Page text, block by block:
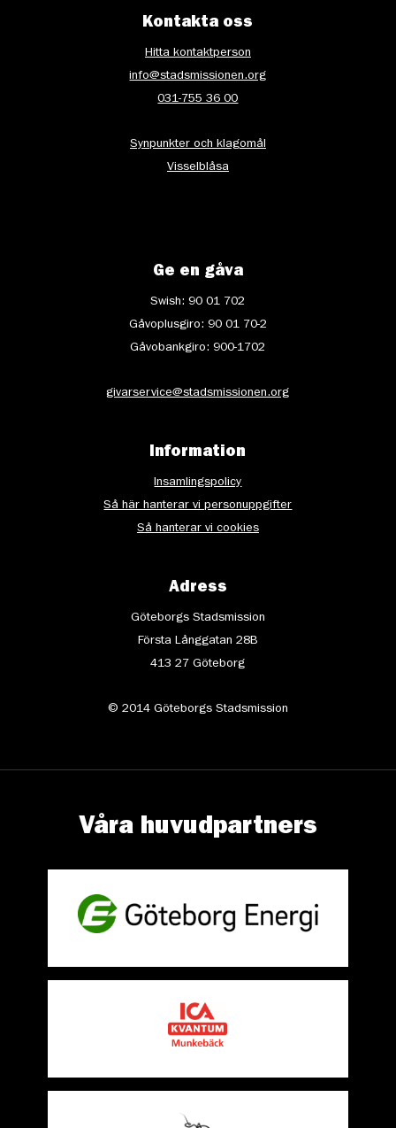
Kontakta oss
Hitta kontaktperson
info@stadsmissionen.org
031-755 36 00
Synpunkter och klagomål
Visselblåsa
Ge en gåva
Swish: 90 01 702
Gåvoplusgiro: 90 01 70-2
Gåvobankgiro: 900-1702
givarservice@stadsmissionen.org
Information
Insamlingspolicy
Så här hanterar vi personuppgifter
Så hanterar vi cookies
Adress
Göteborgs Stadsmission
Första Långgatan 28B
413 27 Göteborg
© 2014 Göteborgs Stadsmission
Våra huvudpartners